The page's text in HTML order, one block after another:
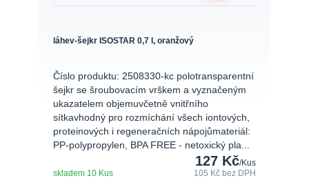
láhev-šejkr ISOSTAR 0,7 l, oranžový
Číslo produktu: 2508330-kc polotransparentní
šejkr se šroubovacím vrškem a vyznačeným
ukazatelem objemuvčetně vnitřního
sítkavhodný pro rozmíchání všech iontových,
proteinových i regeneračních nápojůmateriál:
PP-polypropylen, BPA FREE - netoxický pla...
127 Kč/Kus
105 Kčbez DPH
skladem 10 Kus